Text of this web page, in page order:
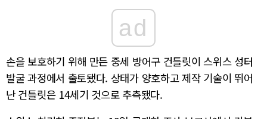
ad
손을 보호하기 위해 만든 중세 방어구 건틀릿이 스위스 성터
발굴 과정에서 출토됐다. 상태가 양호하고 제작 기술이 뛰어
난 건틀릿은 14세기 것으로 추측됐다.